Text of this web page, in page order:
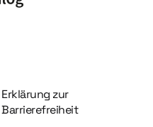
Information und Service
Erklärung zur
Barrierefreiheit